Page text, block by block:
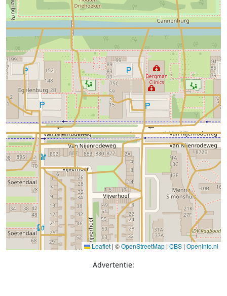
Leaflet | ©OpenStreetMap | CBS | OpenInfo.nl
Advertentie: